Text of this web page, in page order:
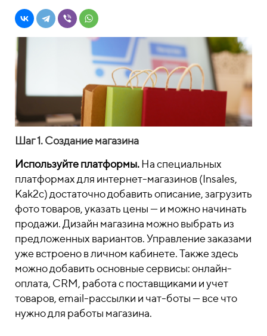
Шаг 1. Создание магазина
Используйте платформы.На специальных
платформах для интернет-магазинов (Insales,
Kak2c) достаточно добавить описание, загрузить
фото товаров, указать цены — и можно начинать
продажи. Дизайн магазина можно выбрать из
предложенных вариантов. Управление заказами
уже встроено в личном кабинете. Также здесь
можно добавить основные сервисы: онлайн-
оплата, CRM, работа с поставщиками и учет
товаров, email-рассылки и чат-боты — все что
нужно для работы магазина.